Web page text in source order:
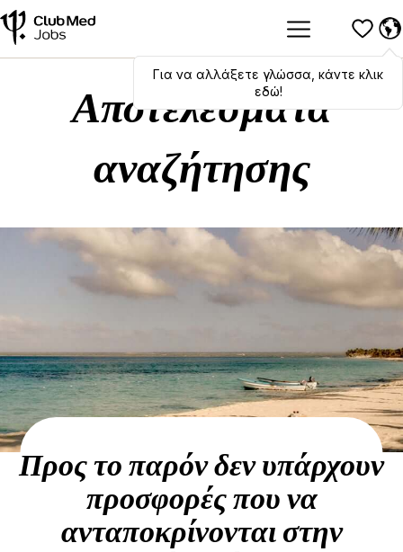
Hola,bonjour ,ciao! To switch
languages, click here!
Για να αλλάξετε γλώσσα, κάντε κλικ
εδώ!
Αποτελέσματα
αναζήτησης
Προς το παρόν δεν υπάρχουν
προσφορές που να
ανταποκρίνονται στην